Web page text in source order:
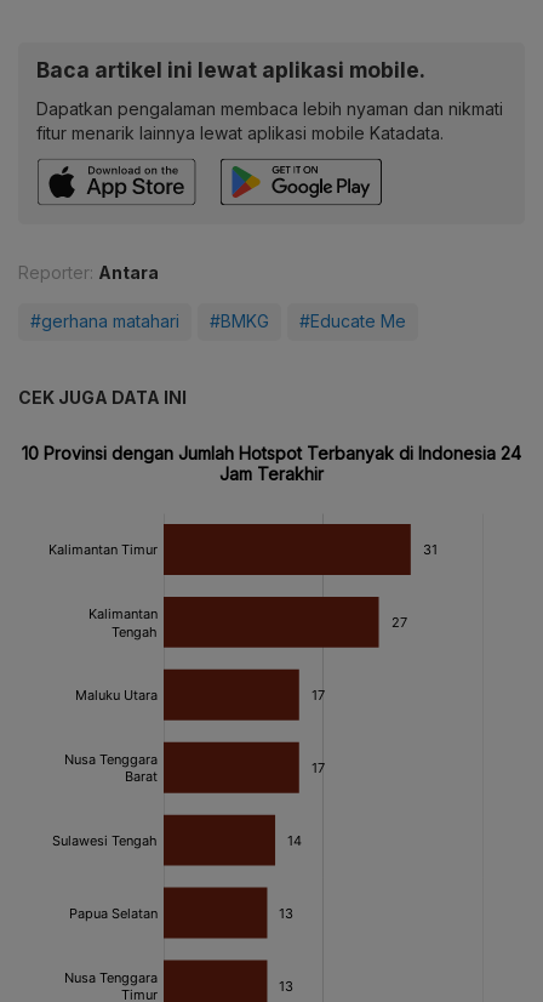
Baca artikel ini lewat aplikasi mobile.
Dapatkan pengalaman membaca lebih nyaman dan nikmati
fitur menarik lainnya lewat aplikasi mobile Katadata.
Reporter: Antara
#gerhana matahari #BMKG #Educate Me
CEK JUGA DATA INI